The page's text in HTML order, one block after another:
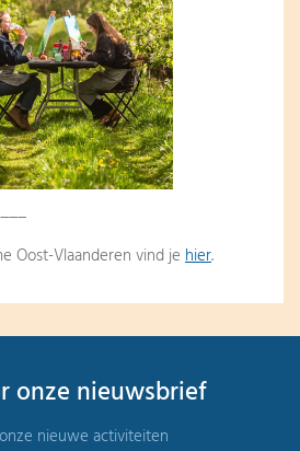
Oost-Vlaanderen vind je hier.
onze nieuwsbrief
nieuwe activiteiten